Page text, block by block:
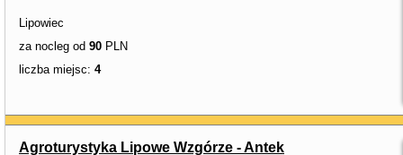
Lipowiec
za nocleg od 90 PLN
liczba miejsc: 4
Agroturystyka Lipowe Wzgórze - Antek